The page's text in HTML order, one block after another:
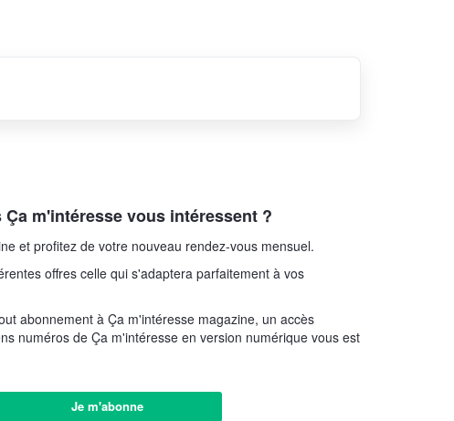
m'intéresse vous intéressent ?
et profitez de votre nouveau rendez-vous mensuel.
offres celle qui s'adaptera parfaitement à vos
abonnement à Ça m'intéresse magazine, un accès
numéros de Ça m'intéresse en version numérique vous est
Je m'abonne